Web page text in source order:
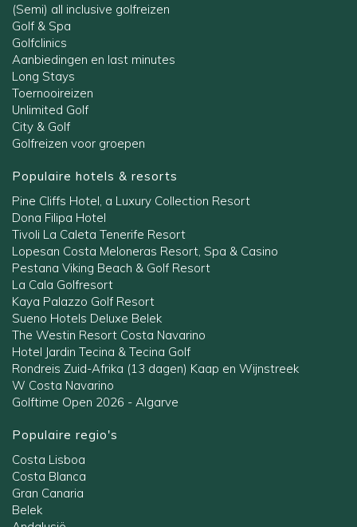
(Semi) all inclusive golfreizen
Golf & Spa
Golfclinics
Aanbiedingen en last minutes
Long Stays
Toernooireizen
Unlimited Golf
City & Golf
Golfreizen voor groepen
Populaire hotels & resorts
Pine Cliffs Hotel, a Luxury Collection Resort
Dona Filipa Hotel
Tivoli La Caleta Tenerife Resort
Lopesan Costa Meloneras Resort, Spa & Casino
Pestana Viking Beach & Golf Resort
La Cala Golfresort
Kaya Palazzo Golf Resort
Sueno Hotels Deluxe Belek
The Westin Resort Costa Navarino
Hotel Jardin Tecina & Tecina Golf
Rondreis Zuid-Afrika (13 dagen) Kaap en Wijnstreek
W Costa Navarino
Golftime Open 2026 - Algarve
Populaire regio's
Costa Lisboa
Costa Blanca
Gran Canaria
Belek